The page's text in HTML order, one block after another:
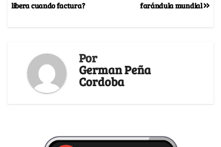
farándula mundial
libera cuando factura?
Por
German Peña
Cordoba